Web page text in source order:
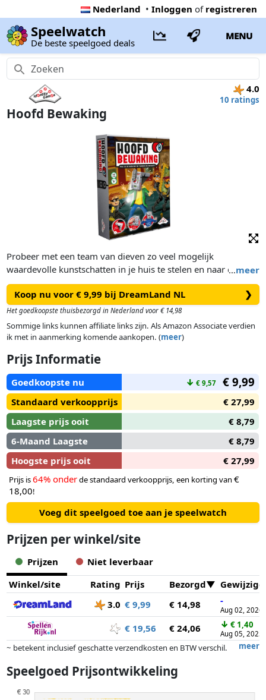
Nederland • Inloggen of registreren
Speelwatch
De beste speelgoed deals
MENU
4.0
10 ratings
Hoofd Bewaking
…meer
Probeer met een team van dieven zo veel mogelijk
waardevolle kunstschatten in je huis te stelen en naar de
vluchtauto's te brengen. Maar wel voordat de levende
beveiligingscamera je pakt! Een van de spelers is Hoofd
Bewaking, het is zijn taak om de dieven op te pakken.
Koop nu voor € 9,99 bij DreamLand NL ❯
Het goedkoopste thuisbezorgd in Nederland voor € 14,98
Sommige links kunnen affiliate links zijn. Als Amazon Associate verdien
ik met in aanmerking komende aankopen. (meer)
Prijs Informatie
Goedkoopste nu ↓ € 9,57 € 9,99
Standaard verkoopprijs
€ 27,99
Laagste prijs ooit
€ 8,79
6-Maand Laagste
€ 8,79
Hoogste prijs ooit
€ 27,99
Prijs is64% onderde standaard verkoopprijs, een korting van €
18,00!
Voeg dit speelgoed toe aan je speelwatch
Prijzen per winkel/site
Prijzen
Niet leverbaar
Winkel/site
Rating Prijs Bezorgd
Gewijzigd
3.0 € 9,99 € 14,98 -
Aug 02, 2026
€ 19,56 € 24,06 ↓ € 1,40
Aug 05, 2025
meer
~ betekent inclusief geschatte verzendkosten en BTW verschil.
gewicht.
Speelgoed Prijsontwikkeling